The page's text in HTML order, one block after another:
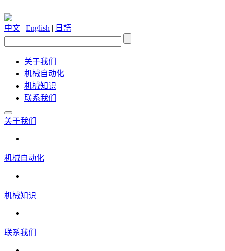
中文 | English | 日語
关于我们
机械自动化
机械知识
联系我们
关于我们
机械自动化
机械知识
联系我们